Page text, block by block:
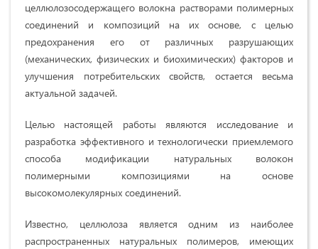
целлюлозосодержащего волокна растворами полимерных
соединений и композиций на их основе, с целью
предохранения его от различных разрушающих
(механических, физических и биохимических) факторов и
улучшения потребительских свойств, остается весьма
актуальной задачей.
Целью настоящей работы являются исследование и
разработка эффективного и технологически приемлемого
способа модификации натуральных волокон
полимерными композициями на основе
высокомолекулярных соединений.
Известно, целлюлоза является одним из наиболее
распространенных натуральных полимеров, имеющих